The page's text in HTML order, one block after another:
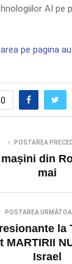
AI pe
pe pagina
0
POSTAREA
din
mai
POSTAREA
la
MARTIRII
Israel